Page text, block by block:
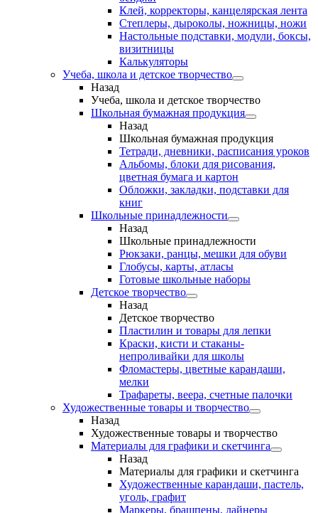
Клей, корректоры, канцелярская лента
Степлеры, дыроколы, ножницы, ножи
Настольные подставки, модули, боксы,
визитницы
Калькуляторы
Учеба, школа и детское творчество
Назад
Учеба, школа и детское творчество
Школьная бумажная продукция
Назад
Школьная бумажная продукция
Тетради, дневники, расписания уроков
Альбомы, блоки для рисования,
цветная бумага и картон
Обложки, закладки, подставки для
книг
Школьные принадлежности
Назад
Школьные принадлежности
Рюкзаки, ранцы, мешки для обуви
Глобусы, карты, атласы
Готовые школьные наборы
Детское творчество
Назад
Детское творчество
Пластилин и товары для лепки
Краски, кисти и стаканы-
непроливайки для школы
Фломастеры, цветные карандаши,
мелки
Трафареты, веера, счетные палочки
Художественные товары и творчество
Назад
Художественные товары и творчество
Материалы для графики и скетчинга
Назад
Материалы для графики и скетчинга
Художественные карандаши, пастель,
уголь, графит
Маркеры, брашпены, лайнеры